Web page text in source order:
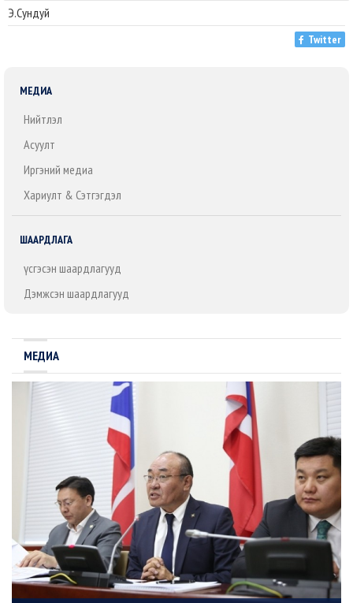
Э.Сундуй
Twitter
МЕДИА
Нийтлэл
Асуулт
Иргэний медиа
Хариулт & Сэтгэгдэл
ШААРДЛАГА
Үүсгэсэн шаардлагууд
Дэмжсэн шаардлагууд
МЕДИА